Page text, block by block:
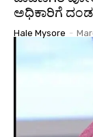
ಅಧಿಕಾರಿಗೆ ದಂಡ
Hale Mysore -